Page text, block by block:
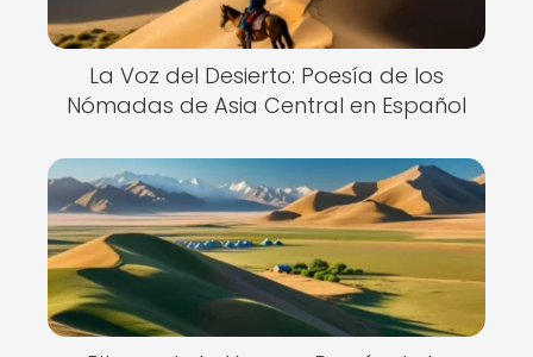
La Voz del Desierto: Poesía de los
Nómadas de Asia Central en Español